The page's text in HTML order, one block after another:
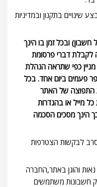
בתקנון ובמדיניות
ובכל זמן בו הינך
לקבלת דברי פרסומת
כפי שתראה הנהלת
פעמים ביום אחד. בכל
התפוצה של האתר
מייל או בהגדרות
הינך מסכים הסכמה
לבקשות הצטרפות
והוגן באתר,החברה
חשבונות משתמשים